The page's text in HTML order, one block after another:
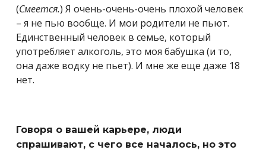
(Смеется.) Я очень-очень-очень плохой человек
– я не пью вообще. И мои родители не пьют.
Единственный человек в семье, который
употребляет алкоголь, это моя бабушка (и то,
она даже водку не пьет). И мне же еще даже 18
нет.
Говоря о вашей карьере, люди
спрашивают, с чего все началось, но это